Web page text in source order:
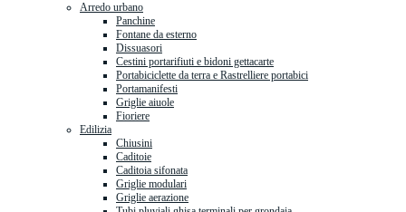
Arredo urbano
Panchine
Fontane da esterno
Dissuasori
Cestini portarifiuti e bidoni gettacarte
Portabiciclette da terra e Rastrelliere portabici
Portamanifesti
Griglie aiuole
Fioriere
Edilizia
Chiusini
Caditoie
Caditoia sifonata
Griglie modulari
Griglie aerazione